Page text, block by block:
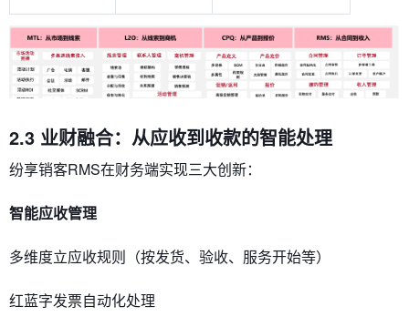
2.3 业财融合：从应收到收款的智能处理
纷享销客RMS在财务端实现三大创新：
​智能应收管理​
多维度立应收规则（按发货、验收、服务开始等）
红蓝字发票自动化处理